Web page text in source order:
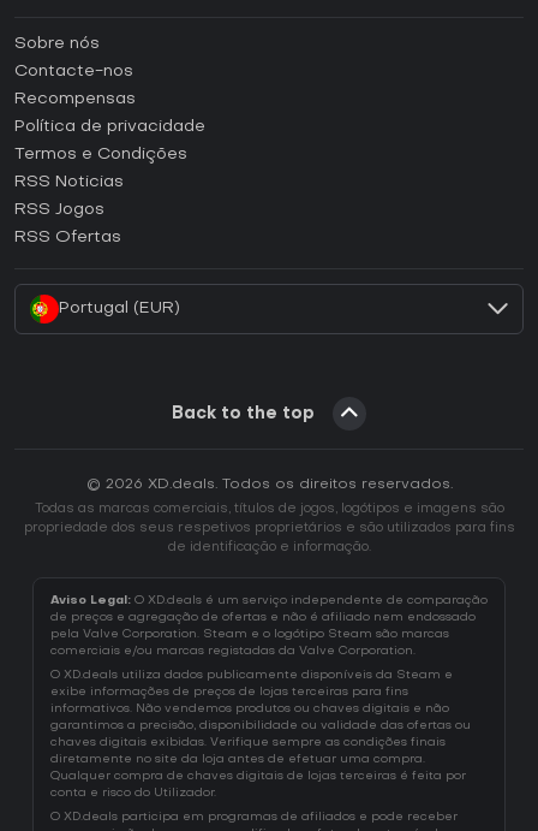
Como ativar uma CD Key Steam?
Como ativar uma CD Key Epic Games?
Como ativar uma CD Key GOG?
Como ativar uma CD Key Ubisoft Connect?
Sobre nós
Contacte-nos
Recompensas
Política de privacidade
Termos e Condições
RSS Noticias
RSS Jogos
RSS Ofertas
Portugal (EUR)
Back to the top
© 2026 XD.deals. Todos os direitos reservados.
Todas as marcas comerciais, títulos de jogos, logótipos e imagens são
propriedade dos seus respetivos proprietários e são utilizados para fins
de identificação e informação.
Aviso Legal: O XD.deals é um serviço independente de comparação
de preços e agregação de ofertas e não é afiliado nem endossado
pela Valve Corporation. Steam e o logótipo Steam são marcas
comerciais e/ou marcas registadas da Valve Corporation.
O XD.deals utiliza dados publicamente disponíveis da Steam e
exibe informações de preços de lojas terceiras para fins
informativos. Não vendemos produtos ou chaves digitais e não
garantimos a precisão, disponibilidade ou validade das ofertas ou
chaves digitais exibidas. Verifique sempre as condições finais
diretamente no site da loja antes de efetuar uma compra.
Qualquer compra de chaves digitais de lojas terceiras é feita por
conta e risco do Utilizador.
O XD.deals participa em programas de afiliados e pode receber